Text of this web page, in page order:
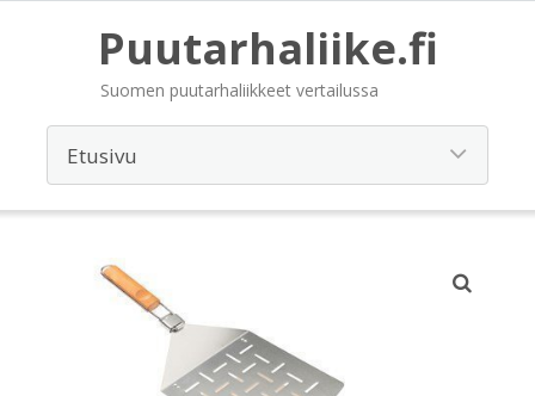
Puutarhaliike.fi
Suomen puutarhaliikkeet vertailussa